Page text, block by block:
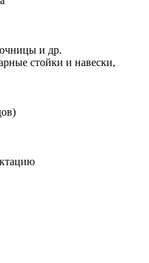
и др.
стойки и навески,